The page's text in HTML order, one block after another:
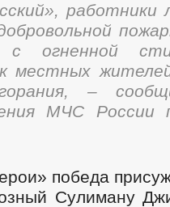
работники
с огненной
местных
–
МЧС
победа
Сулиману